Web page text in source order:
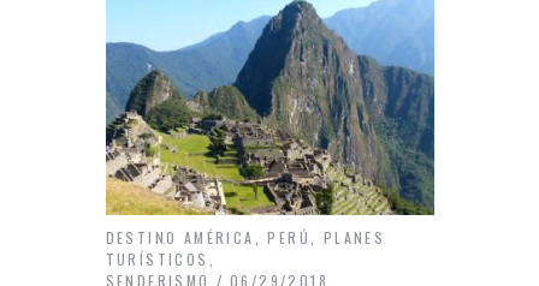
DESTINO AMÉRICA ,PERÚ
PLANES
TURÍSTICOS
SENDERISMO
06/29/2018